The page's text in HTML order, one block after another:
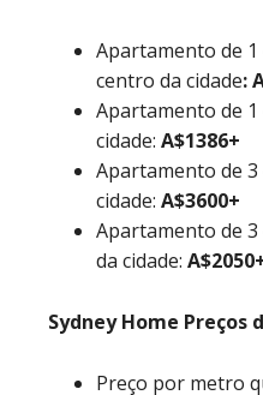
Apartamento de
centro da cidade:
Apartamento de
cidade: A$1386+
Apartamento de
cidade: A$3600+
Apartamento de
da cidade: A$2050
Sydney Home Preços
Preço por metro